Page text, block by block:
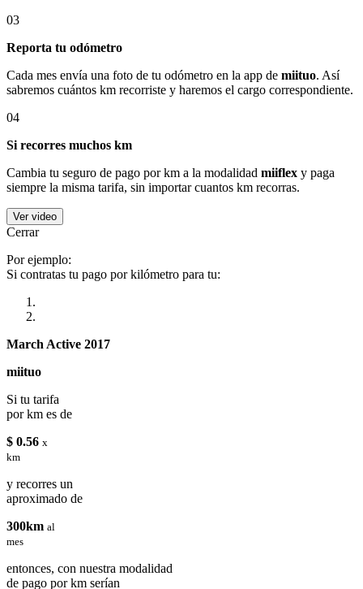
03
Reporta tu odómetro
Cada mes envía una foto de tu odómetro en la app de miituo. Así
sabremos cuántos km recorriste y haremos el cargo correspondiente.
04
Si recorres muchos km
Cambia tu seguro de pago por km a la modalidad miiflex y paga
siempre la misma tarifa, sin importar cuantos km recorras.
Ver video
Cerrar
Por ejemplo:
Si contratas tu pago por kilómetro para tu:
March Active 2017
miituo
Si tu tarifa
por km es de
$ 0.56 x
km
y recorres un
aproximado de
300km al
mes
entonces, con nuestra modalidad
de pago por km serían